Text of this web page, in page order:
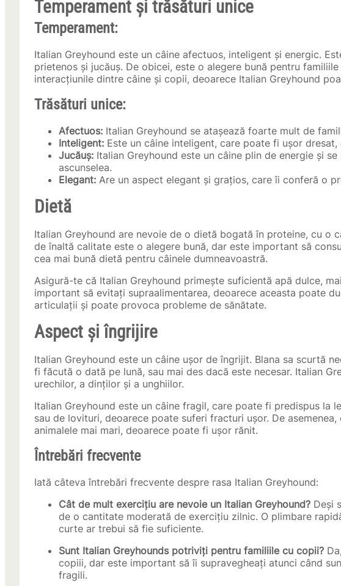
Temperament și trăsături unice
Temperament:
Italian Greyhound este un câine afectuos, inteligent și energic.
prietenos și jucăuș. De obicei, este o alegere bună pentru
interacțiunile dintre câine și copii, deoarece Italian Greyhound
Trăsături unice:
Afectuos: Italian Greyhound se atașează foarte mult de
Inteligent: Este un câine inteligent, care poate fi ușor
Jucăuș: Italian Greyhound este un câine plin de energie și
ascunselea.
Elegant: Are un aspect elegant și grațios, care îi conferă o
Dietă
Italian Greyhound are nevoie de o dietă bogată în proteine, cu o
de înaltă calitate este o alegere bună, dar este important să
cea mai bună dietă pentru câinele dumneavoastră.
Asigură-te că Italian Greyhound primește suficientă apă dulce,
important să evitați supraalimentarea, deoarece aceasta poate
articulații și poate provoca probleme de sănătate.
Aspect și îngrijire
Italian Greyhound este un câine ușor de îngrijit. Blana sa scurtă
fi făcută o dată pe lună, sau mai des dacă este necesar. Italian
urechilor, a dinților și a unghiilor.
Italian Greyhound este un câine fragil, care poate fi predispus la
sau de lovituri, deoarece poate suferi fracturi ușor. De
animalele mai mari, deoarece poate fi ușor rănit.
Întrebări frecvente
Iată câteva întrebări frecvente despre rasa Italian Greyhound:
Cât de mult exercițiu are nevoie un Italian Greyhound? Deși
de o cantitate moderată de exercițiu zilnic. O plimbare
curte ar trebui să fie suficiente.
Sunt Italian Greyhounds potriviți pentru familiile cu copii?
copiii, dar este important să îi supravegheați atunci când
fragili.